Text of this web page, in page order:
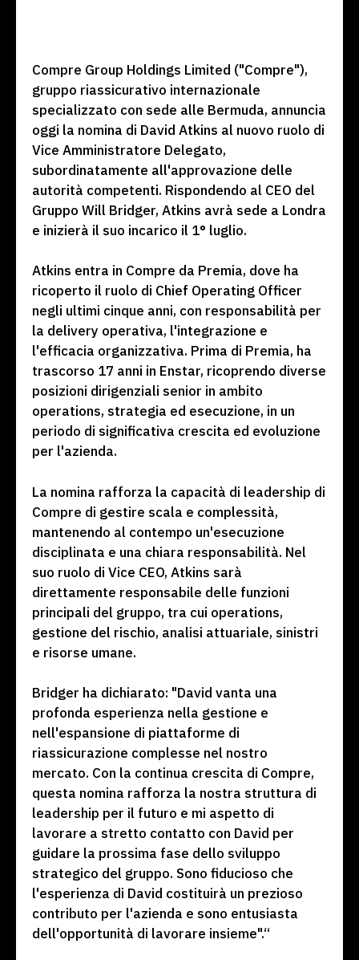
Compre Group Holdings Limited ("Compre"),
gruppo riassicurativo internazionale
specializzato con sede alle Bermuda, annuncia
oggi la nomina di David Atkins al nuovo ruolo di
Vice Amministratore Delegato,
subordinatamente all'approvazione delle
autorità competenti. Rispondendo al CEO del
Gruppo Will Bridger, Atkins avrà sede a Londra
e inizierà il suo incarico il 1° luglio.
Atkins entra in Compre da Premia, dove ha
ricoperto il ruolo di Chief Operating Officer
negli ultimi cinque anni, con responsabilità per
la delivery operativa, l'integrazione e
l'efficacia organizzativa. Prima di Premia, ha
trascorso 17 anni in Enstar, ricoprendo diverse
posizioni dirigenziali senior in ambito
operations, strategia ed esecuzione, in un
periodo di significativa crescita ed evoluzione
per l'azienda.
La nomina rafforza la capacità di leadership di
Compre di gestire scala e complessità,
mantenendo al contempo un'esecuzione
disciplinata e una chiara responsabilità. Nel
suo ruolo di Vice CEO, Atkins sarà
direttamente responsabile delle funzioni
principali del gruppo, tra cui operations,
gestione del rischio, analisi attuariale, sinistri
e risorse umane.
Bridger ha dichiarato: "David vanta una
profonda esperienza nella gestione e
nell'espansione di piattaforme di
riassicurazione complesse nel nostro
mercato. Con la continua crescita di Compre,
questa nomina rafforza la nostra struttura di
leadership per il futuro e mi aspetto di
lavorare a stretto contatto con David per
guidare la prossima fase dello sviluppo
strategico del gruppo. Sono fiducioso che
l'esperienza di David costituirà un prezioso
contributo per l'azienda e sono entusiasta
dell'opportunità di lavorare insieme".“